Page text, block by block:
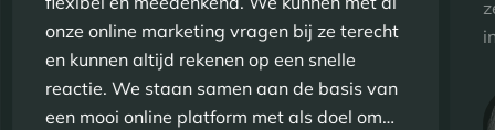
onze online marketing vragen bij ze terecht
en kunnen altijd rekenen op een snelle
reactie. We staan samen aan de basis van
een mooi online platform met als doel om…